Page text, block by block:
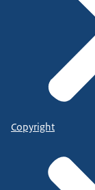
Copyright